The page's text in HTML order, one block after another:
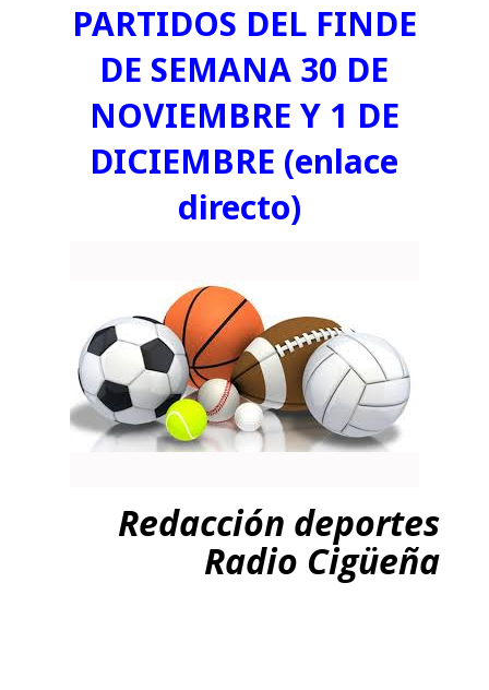
PARTIDOS DEL FINDE
DE SEMANA 30 DE
NOVIEMBRE Y 1 DE
DICIEMBRE (enlace
directo)
Redacción deportes
Radio Cigüeña